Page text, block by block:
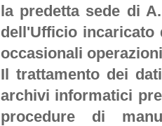
la predetta sede di
dell'Ufficio incaricato
occasionali
Il trattamento dei
archivi informatici
procedure di